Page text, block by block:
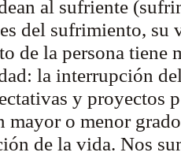
al sufriente
del sufrimiento, su
de la persona tiene
la interrupción
y proyectos
mayor o menor
de la vida. Nos